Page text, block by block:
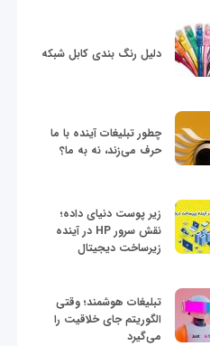
دلیل رنگ بندی کابل شبکه
چطور تبلیغات آینده با ما
حرف می‌زند، نه به ما؟
زیر پوست دنیای داده؛
نقش سرور HP در آینده
زیرساخت دیجیتال
تبلیغات هوشمند؛ وقتی
الگوریتم جای خلاقیت را
می‌گیرد